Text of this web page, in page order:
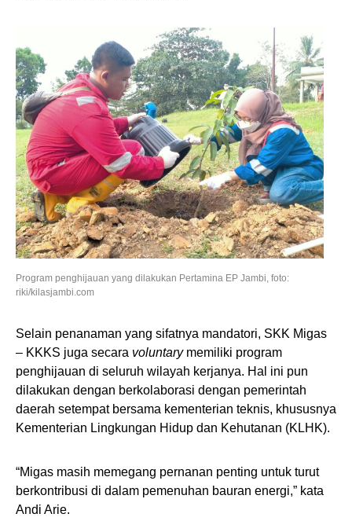
Program penghijauan yang dilakukan Pertamina EP Jambi, foto:
riki/kilasjambi.com
Selain penanaman yang sifatnya mandatori, SKK Migas
– KKKS juga secara voluntarymemiliki program
penghijauan di seluruh wilayah kerjanya. Hal ini pun
dilakukan dengan berkolaborasi dengan pemerintah
daerah setempat bersama kementerian teknis, khususnya
Kementerian Lingkungan Hidup dan Kehutanan (KLHK).
“Migas masih memegang pernanan penting untuk turut
berkontribusi di dalam pemenuhan bauran energi,” kata
Andi Arie.